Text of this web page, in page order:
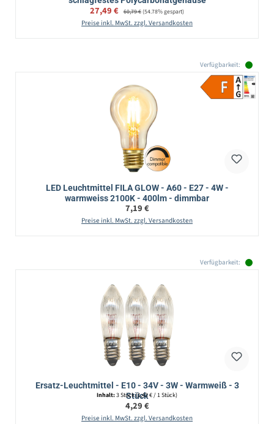
Verkaufspreis:
27,49 € Regulärer Preis:
60,79 €(54.78% gespart)
Preise inkl. MwSt. zzgl. Versandkosten
Verfügbarkeit:
LED Leuchtmittel FILA GLOW - A60 - E27 - 4W -
warmweiss 2100K - 400lm - dimmbar
Regulärer Preis:
7,19 €
Preise inkl. MwSt. zzgl. Versandkosten
Verfügbarkeit:
Ersatz-Leuchtmittel - E10 - 34V - 3W - Warmweiß - 3
Stück
Inhalt:3 Stück(1,43 € / 1 Stück)
Regulärer Preis:
4,29 €
Preise inkl. MwSt. zzgl. Versandkosten